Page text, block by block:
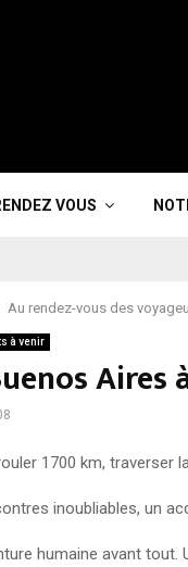
VOUS
Au rendez-vous des
à venir
1700 km, traverser
inoubliables, un
humaine avant tout.